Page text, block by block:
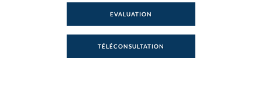
EVALUATION
TÉLÉCONSULTATION